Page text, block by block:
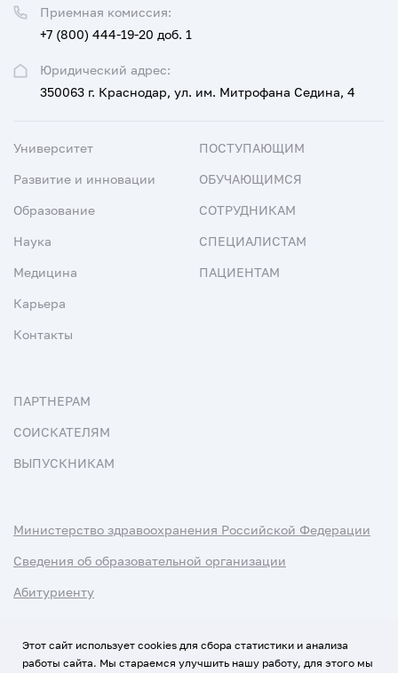
Юридический адрес:
350063 г. Краснодар, ул. им. Митрофана Седина, 4
Приемная комиссия:
+7 (800) 444-19-20 доб. 1
Университет
Развитие и инновации
Образование
Наука
Медицина
Карьера
Контакты
ПОСТУПАЮЩИМ
ОБУЧАЮЩИМСЯ
СОТРУДНИКАМ
СПЕЦИАЛИСТАМ
ПАЦИЕНТАМ
ПАРТНЕРАМ
СОИСКАТЕЛЯМ
ВЫПУСКНИКАМ
Министерство здравоохранения Российской Федерации
Сведения об образовательной организации
Абитуриенту
Этот сайт использует cookies для сбора статистики и анализа
работы сайта. Мы стараемся улучшить нашу работу, для этого мы